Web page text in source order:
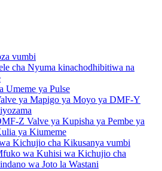
vumbi
cha Nyuma kinachodhibitiwa na
Umeme ya Pulse
ya Mapigo ya Moyo ya DMF-Y
Z Valve ya Kupisha ya Pembe ya
ya Kiumeme
Kichujio cha Kikusanya vumbi
wa Kuhisi wa Kichujio cha
wa Joto la Wastani